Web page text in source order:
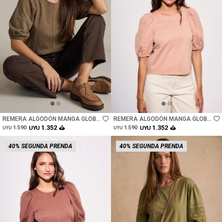
REMERA ALGODÓN MANGA GLOBO
- SAFARI
UYU 1.590 UYU 1.352
Talle
REMERA ALGODÓN MANGA GLOBO
- ROSA
UYU 1.590 UYU 1.352
40% SEGUNDA PRENDA 40% SEGUNDA PRENDA